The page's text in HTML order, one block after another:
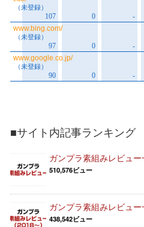
■サイト内記事ランキング
ガンプラ素組みレビュー
510,576ビュー
ガンプラ素組みレビュー
438,542ビュー